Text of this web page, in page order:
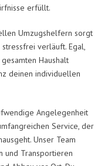
erfüllt.
Umzugshelfern sorgt
verläuft. Egal,
Haushalt
deinen individuellen
Angelegenheit
Service, der
Unser Team
und Transportieren